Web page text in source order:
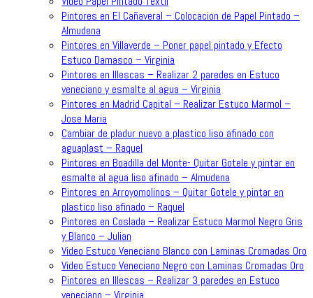
Pintores en El Cañaveral – Colocacion de Papel Pintado –
Almudena
Pintores en Villaverde – Poner papel pintado y Efecto
Estuco Damasco – Virginia
Pintores en Illescas – Realizar 2 paredes en Estuco
veneciano y esmalte al agua – Virginia
Pintores en Madrid Capital – Realizar Estuco Marmol –
Jose Maria
Cambiar de pladur nuevo a plastico liso afinado con
aguaplast – Raquel
Pintores en Boadilla del Monte- Quitar Gotele y pintar en
esmalte al agua liso afinado – Almudena
Pintores en Arroyomolinos – Quitar Gotele y pintar en
plastico liso afinado – Raquel
Pintores en Coslada – Realizar Estuco Marmol Negro Gris
y Blanco – Julian
Video Estuco Veneciano Blanco con Laminas Cromadas Oro
Video Estuco Veneciano Negro con Laminas Cromadas Oro
Pintores en Illescas – Realizar 3 paredes en Estuco
veneciano – Virginia